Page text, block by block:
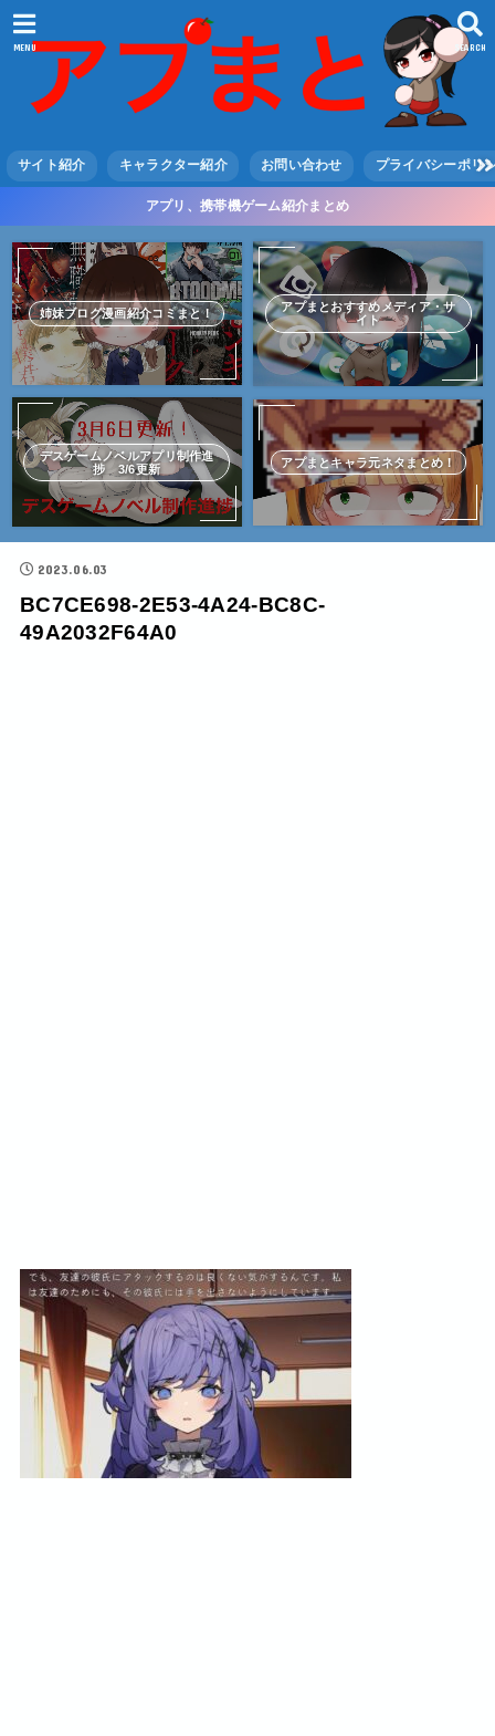
SEARCH
MENU
サイト紹介 キャラクター紹介 お問い合わせ プライバシーポリ
アプリ、携帯機ゲーム紹介まとめ
姉妹ブログ漫画紹介コミまと！
アプまとおすすめメディア・サ
イト
デスゲームノベルアプリ制作進
捗 3/6更新
アプまとキャラ元ネタまとめ！
2023.06.03
BC7CE698-2E53-4A24-BC8C-
49A2032F64A0